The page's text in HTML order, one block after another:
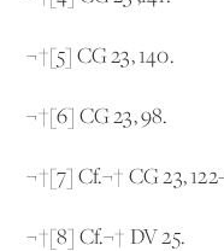
¬†[5] CG 23, 140.
¬†[6] CG 23, 98.
¬†[7] Cf.¬† CG 23,
¬†[8] Cf.¬† DV 25.